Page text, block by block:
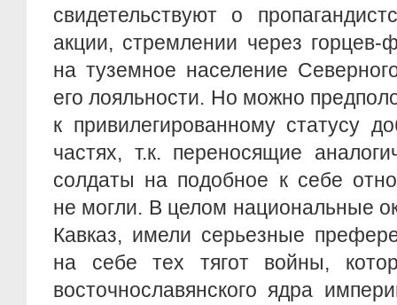
свидетельствуют о
акции, стремлении через горцев-
на туземное население
его лояльности. Но можно
к привилегированному статусу
частях, т.к. переносящие
солдаты на подобное к себе
не могли. В целом национальные
Кавказ, имели серьезные
на себе тех тягот войны,
восточнославянского ядра